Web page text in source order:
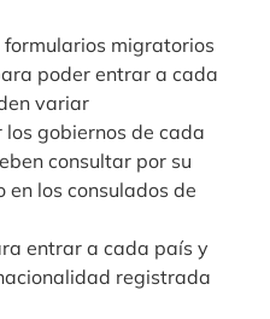
migratorios
poder entrar a cada
variar
gobiernos de cada
consultar por su
los consulados de
entrar a cada país y
registrada